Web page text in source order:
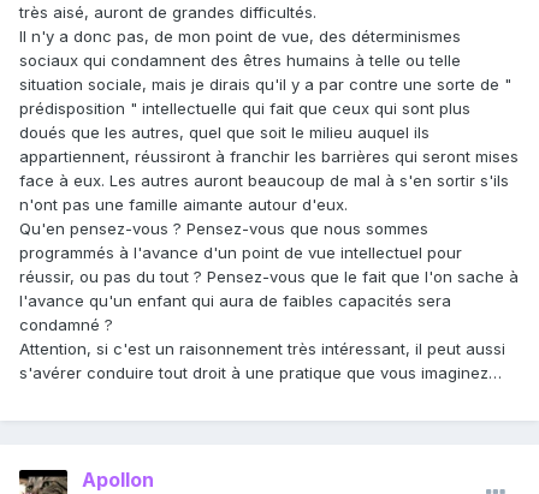
très aisé, auront de grandes difficultés.
Il n'y a donc pas, de mon point de vue, des déterminismes
sociaux qui condamnent des êtres humains à telle ou telle
situation sociale, mais je dirais qu'il y a par contre une sorte de "
prédisposition " intellectuelle qui fait que ceux qui sont plus
doués que les autres, quel que soit le milieu auquel ils
appartiennent, réussiront à franchir les barrières qui seront mises
face à eux. Les autres auront beaucoup de mal à s'en sortir s'ils
n'ont pas une famille aimante autour d'eux.
Qu'en pensez-vous ? Pensez-vous que nous sommes
programmés à l'avance d'un point de vue intellectuel pour
réussir, ou pas du tout ? Pensez-vous que le fait que l'on sache à
l'avance qu'un enfant qui aura de faibles capacités sera
condamné ?
Attention, si c'est un raisonnement très intéressant, il peut aussi
s'avérer conduire tout droit à une pratique que vous imaginez…
Apollon